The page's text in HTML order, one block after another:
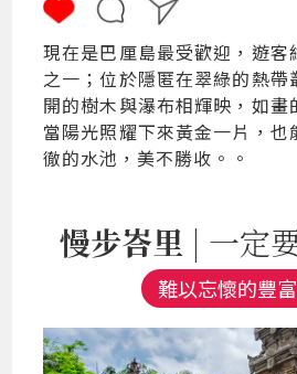
現在是巴厘島最受歡迎，遊客
之一；位於隱匿在翠綠的熱帶
開的樹木與瀑布相輝映，如畫
當陽光照耀下來黃金一片，也
徹的水池，美不勝收。。
慢步峇里 | 一定
難以忘懷的豐